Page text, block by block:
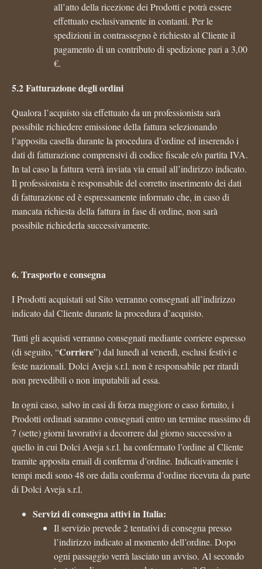
all’atto della ricezione dei Prodotti e potrà essere
effettuato esclusivamente in contanti. Per le
spedizioni in contrassegno è richiesto al Cliente il
pagamento di un contributo di spedizione pari a 3,00
€.
5.2 Fatturazione degli ordini
Qualora l’acquisto sia effettuato da un professionista sarà
possibile richiedere emissione della fattura selezionando
l’apposita casella durante la procedura d’ordine ed inserendo i
dati di fatturazione comprensivi di codice fiscale e/o partita IVA.
In tal caso la fattura verrà inviata via email all’indirizzo indicato.
Il professionista è responsabile del corretto inserimento dei dati
di fatturazione ed è espressamente informato che, in caso di
mancata richiesta della fattura in fase di ordine, non sarà
possibile richiederla successivamente.
6. Trasporto e consegna
I Prodotti acquistati sul Sito verranno consegnati all’indirizzo
indicato dal Cliente durante la procedura d’acquisto.
Tutti gli acquisti verranno consegnati mediante corriere espresso
(di seguito, “Corriere”) dal lunedì al venerdì, esclusi festivi e
feste nazionali. Dolci Aveja s.r.l. non è responsabile per ritardi
non prevedibili o non imputabili ad essa.
In ogni caso, salvo in casi di forza maggiore o caso fortuito, i
Prodotti ordinati saranno consegnati entro un termine massimo di
7 (sette) giorni lavorativi a decorrere dal giorno successivo a
quello in cui Dolci Aveja s.r.l. ha confermato l’ordine al Cliente
tramite apposita email di conferma d’ordine. Indicativamente i
tempi medi sono 48 ore dalla conferma d’ordine ricevuta da parte
di Dolci Aveja s.r.l.
Servizi di consegna attivi in Italia:
Il servizio prevede 2 tentativi di consegna presso
l’indirizzo indicato al momento dell’ordine. Dopo
ogni passaggio verrà lasciato un avviso. Al secondo